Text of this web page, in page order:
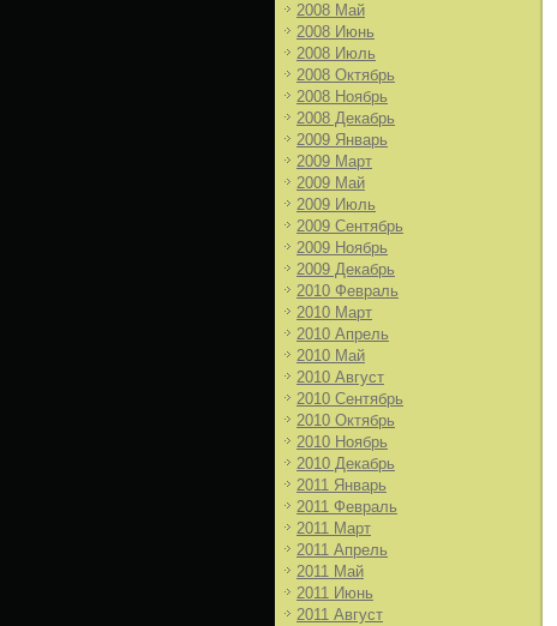
2008 Май
2008 Июнь
2008 Июль
2008 Октябрь
2008 Ноябрь
2008 Декабрь
2009 Январь
2009 Март
2009 Май
2009 Июль
2009 Сентябрь
2009 Ноябрь
2009 Декабрь
2010 Февраль
2010 Март
2010 Апрель
2010 Май
2010 Август
2010 Сентябрь
2010 Октябрь
2010 Ноябрь
2010 Декабрь
2011 Январь
2011 Февраль
2011 Март
2011 Апрель
2011 Май
2011 Июнь
2011 Август